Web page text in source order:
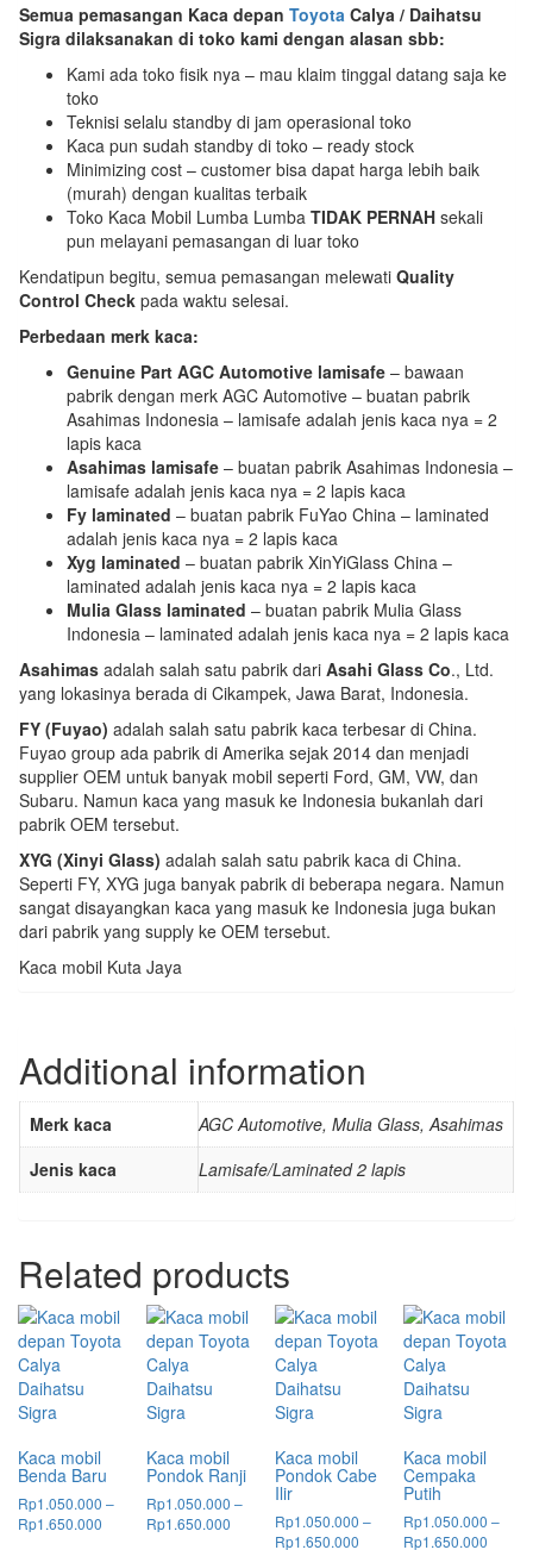
Semua pemasangan Kaca depan Toyota Calya / Daihatsu
Sigra dilaksanakan di toko kami dengan alasan sbb:
Kami ada toko fisik nya – mau klaim tinggal datang saja ke
toko
Teknisi selalu standby di jam operasional toko
Kaca pun sudah standby di toko – ready stock
Minimizing cost – customer bisa dapat harga lebih baik
(murah) dengan kualitas terbaik
Toko Kaca Mobil Lumba Lumba TIDAK PERNAH sekali
pun melayani pemasangan di luar toko
Kendatipun begitu, semua pemasangan melewati Quality
Control Check pada waktu selesai.
Perbedaan merk kaca:
Genuine Part AGC Automotive lamisafe – bawaan
pabrik dengan merk AGC Automotive – buatan pabrik
Asahimas Indonesia – lamisafe adalah jenis kaca nya = 2
lapis kaca
Asahimas lamisafe – buatan pabrik Asahimas Indonesia –
lamisafe adalah jenis kaca nya = 2 lapis kaca
Fy laminated – buatan pabrik FuYao China – laminated
adalah jenis kaca nya = 2 lapis kaca
Xyg laminated – buatan pabrik XinYiGlass China –
laminated adalah jenis kaca nya = 2 lapis kaca
Mulia Glass laminated – buatan pabrik Mulia Glass
Indonesia – laminated adalah jenis kaca nya = 2 lapis kaca
Asahimas adalah salah satu pabrik dari Asahi Glass Co., Ltd.
yang lokasinya berada di Cikampek, Jawa Barat, Indonesia.
FY (Fuyao) adalah salah satu pabrik kaca terbesar di China.
Fuyao group ada pabrik di Amerika sejak 2014 dan menjadi
supplier OEM untuk banyak mobil seperti Ford, GM, VW, dan
Subaru. Namun kaca yang masuk ke Indonesia bukanlah dari
pabrik OEM tersebut.
XYG (Xinyi Glass) adalah salah satu pabrik kaca di China.
Seperti FY, XYG juga banyak pabrik di beberapa negara. Namun
sangat disayangkan kaca yang masuk ke Indonesia juga bukan
dari pabrik yang supply ke OEM tersebut.
Kaca mobil Kuta Jaya
Additional information
Merk kaca
AGC Automotive, Mulia Glass, Asahimas
Jenis kaca
Lamisafe/Laminated 2 lapis
Related products
Kaca mobil
Benda Baru
Rp1.050.000 –
Rp1.650.000
Kaca mobil
Pondok Ranji
Rp1.050.000 –
Rp1.650.000
Kaca mobil
Pondok Cabe
Ilir
Rp1.050.000 –
Rp1.650.000
Kaca mobil
Cempaka
Putih
Rp1.050.000 –
Rp1.650.000